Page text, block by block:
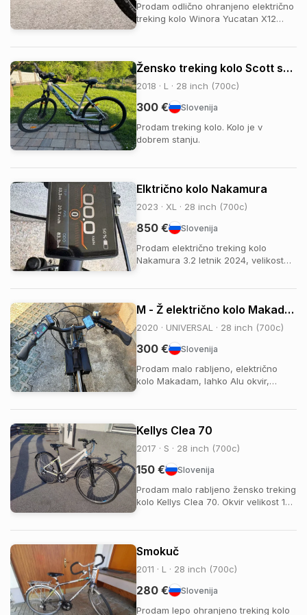
Prodam odlično ohranjeno električno
treking kolo Winora Yucatan X12
v padcu, tehnično brezhibno in
pripravljeno na vožnjo brez dodatnih
vlaganj...
Žensko treking kolo Scott sub cross 30
2018 · L · 28 inch (700c)
Slovenija
300 €
Prodam treking kolo. Kolo je v
dobrem stanju.
Elktrično kolo Nakamura
2023 · XL · 28 inch (700c)
Slovenija
850 €
Prodam električno treking kolo
Nakamura 3.2 letnik 2024, velikost
Thogsheng 250W motor, z 36V
baterijo 13ah(domet okoli 80km
odvisno od pomoči motorja) ,z...
M - Ž električno kolo Makadam
2020 · UNIVERSAL · 28 inch (700c)
Slovenija
300 €
Prodam malo rabljeno, električno
kolo Makadam, lahko Alu okvir,
podpore, indikator napolnjenosti
baterij. Blatobrana in prednja ter
zad...
Kellys Clea 70
2017 · S · 28 inch (700c)
Slovenija
150 €
Prodam malo rabljeno žensko treking
kolo Kellys Clea 70. Okvir velikost 17
vzdrževano, dela BP. Ogled in
prevzem v Grosupljem. 031565487
Smokuč
2011 · L · 28 inch (700c)
Slovenija
280 €
Prodam lepo ohranjeno treking kolo